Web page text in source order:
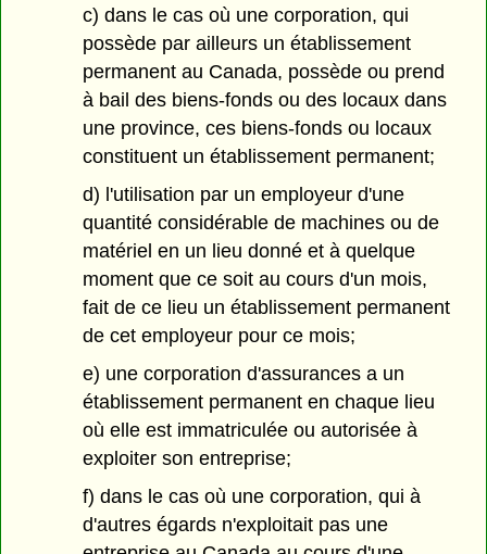
c) dans le cas où une corporation, qui
possède par ailleurs un établissement
permanent au Canada, possède ou prend
à bail des biens-fonds ou des locaux dans
une province, ces biens-fonds ou locaux
constituent un établissement permanent;
d) l'utilisation par un employeur d'une
quantité considérable de machines ou de
matériel en un lieu donné et à quelque
moment que ce soit au cours d'un mois,
fait de ce lieu un établissement permanent
de cet employeur pour ce mois;
e) une corporation d'assurances a un
établissement permanent en chaque lieu
où elle est immatriculée ou autorisée à
exploiter son entreprise;
f) dans le cas où une corporation, qui à
d'autres égards n'exploitait pas une